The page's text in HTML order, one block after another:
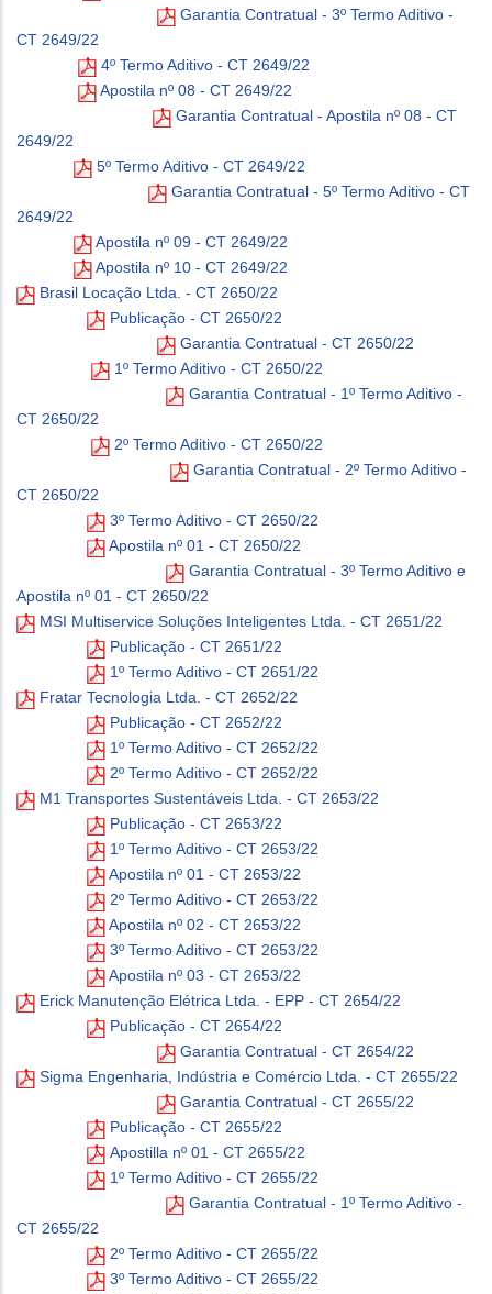
Garantia Contratual - 3º Termo Aditivo -
CT 2649/22
4º Termo Aditivo - CT 2649/22
Apostila nº 08 - CT 2649/22
Garantia Contratual - Apostila nº 08 - CT
2649/22
5º Termo Aditivo - CT 2649/22
Garantia Contratual - 5º Termo Aditivo - CT
2649/22
Apostila nº 09 - CT 2649/22
Apostila nº 10 - CT 2649/22
Brasil Locação Ltda. - CT 2650/22
Publicação - CT 2650/22
Garantia Contratual - CT 2650/22
1º Termo Aditivo - CT 2650/22
Garantia Contratual - 1º Termo Aditivo -
CT 2650/22
2º Termo Aditivo - CT 2650/22
Garantia Contratual - 2º Termo Aditivo -
CT 2650/22
3º Termo Aditivo - CT 2650/22
Apostila nº 01 - CT 2650/22
Garantia Contratual - 3º Termo Aditivo e
Apostila nº 01 - CT 2650/22
MSI Multiservice Soluções Inteligentes Ltda. - CT 2651/22
Publicação - CT 2651/22
1º Termo Aditivo - CT 2651/22
Fratar Tecnologia Ltda. - CT 2652/22
Publicação - CT 2652/22
1º Termo Aditivo - CT 2652/22
2º Termo Aditivo - CT 2652/22
M1 Transportes Sustentáveis Ltda. - CT 2653/22
Publicação - CT 2653/22
1º Termo Aditivo - CT 2653/22
Apostila nº 01 - CT 2653/22
2º Termo Aditivo - CT 2653/22
Apostila nº 02 - CT 2653/22
3º Termo Aditivo - CT 2653/22
Apostila nº 03 - CT 2653/22
Erick Manutenção Elétrica Ltda. - EPP - CT 2654/22
Publicação - CT 2654/22
Garantia Contratual - CT 2654/22
Sigma Engenharia, Indústria e Comércio Ltda. - CT 2655/22
Garantia Contratual - CT 2655/22
Publicação - CT 2655/22
Apostilla nº 01 - CT 2655/22
1º Termo Aditivo - CT 2655/22
Garantia Contratual - 1º Termo Aditivo -
CT 2655/22
2º Termo Aditivo - CT 2655/22
3º Termo Aditivo - CT 2655/22